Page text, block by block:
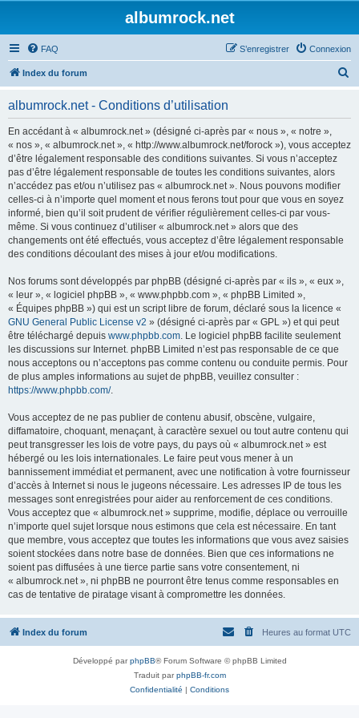
albumrock.net
FAQ Connexion
S’enregistrer
Index du forum
e
albumrock.net - Conditions d’utilisation
En accédant à « albumrock.net » (désigné ci-après par « nous », « notre »,
« nos », « albumrock.net », « http://www.albumrock.net/forock »), vous acceptez
d’être légalement responsable des conditions suivantes. Si vous n’acceptez
pas d’être légalement responsable de toutes les conditions suivantes, alors
n’accédez pas et/ou n’utilisez pas « albumrock.net ». Nous pouvons modifier
celles-ci à n’importe quel moment et nous ferons tout pour que vous en soyez
informé, bien qu’il soit prudent de vérifier régulièrement celles-ci par vous-
même. Si vous continuez d’utiliser « albumrock.net » alors que des
changements ont été effectués, vous acceptez d’être légalement responsable
des conditions découlant des mises à jour et/ou modifications.
Nos forums sont développés par phpBB (désigné ci-après par « ils », « eux »,
« leur », « logiciel phpBB », « www.phpbb.com », « phpBB Limited »,
« Équipes phpBB ») qui est un script libre de forum, déclaré sous la licence «
GNU General Public License v2 » (désigné ci-après par « GPL ») et qui peut
être téléchargé depuis www.phpbb.com. Le logiciel phpBB facilite seulement
les discussions sur Internet. phpBB Limited n’est pas responsable de ce que
nous acceptons ou n’acceptons pas comme contenu ou conduite permis. Pour
de plus amples informations au sujet de phpBB, veuillez consulter :
https://www.phpbb.com/.
Vous acceptez de ne pas publier de contenu abusif, obscène, vulgaire,
diffamatoire, choquant, menaçant, à caractère sexuel ou tout autre contenu qui
peut transgresser les lois de votre pays, du pays où « albumrock.net » est
hébergé ou les lois internationales. Le faire peut vous mener à un
bannissement immédiat et permanent, avec une notification à votre fournisseur
d’accès à Internet si nous le jugeons nécessaire. Les adresses IP de tous les
messages sont enregistrées pour aider au renforcement de ces conditions.
Vous acceptez que « albumrock.net » supprime, modifie, déplace ou verrouille
n’importe quel sujet lorsque nous estimons que cela est nécessaire. En tant
que membre, vous acceptez que toutes les informations que vous avez saisies
soient stockées dans notre base de données. Bien que ces informations ne
soient pas diffusées à une tierce partie sans votre consentement, ni
« albumrock.net », ni phpBB ne pourront être tenus comme responsables en
cas de tentative de piratage visant à compromettre les données.
Index du forum Heures au format UTC
Développé parphpBB® Forum Software © phpBB Limited
Traduit parphpBB-fr.com
Confidentialité | Conditions